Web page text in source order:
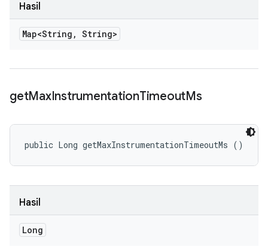
Hasil
Map<String , String>
getMaxInstrumentationTimeoutMs
public Long getMaxInstrumentationTimeoutMs ()
Hasil
Long